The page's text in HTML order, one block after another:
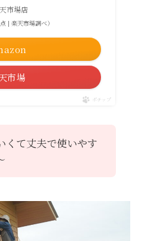
市場店
| 楽天市場調べ）
市場
ポチップ
くて丈夫で使いやす